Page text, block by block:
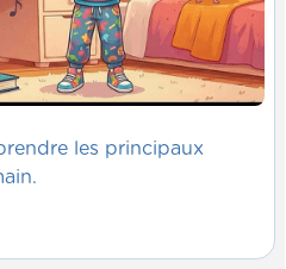
les principaux